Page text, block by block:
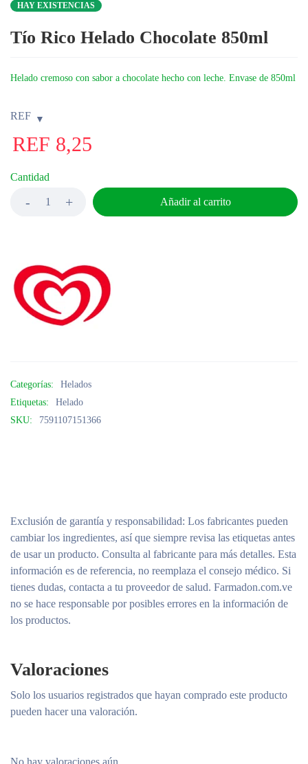
HAY EXISTENCIAS
Tío Rico Helado Chocolate 850ml
Helado cremoso con sabor a chocolate hecho con leche. Envase de 850ml
REF
REF 8,25
Cantidad
Añadir al carrito
Categorías:
Helados
Etiquetas:
Helado
SKU:
7591107151366
Exclusión de garantía y responsabilidad: Los fabricantes pueden
cambiar los ingredientes, así que siempre revisa las etiquetas antes
de usar un producto. Consulta al fabricante para más detalles. Esta
información es de referencia, no reemplaza el consejo médico. Si
tienes dudas, contacta a tu proveedor de salud. Farmadon.com.ve
no se hace responsable por posibles errores en la información de
los productos.
Valoraciones
No hay valoraciones aún.
Solo los usuarios registrados que hayan comprado este producto
pueden hacer una valoración.